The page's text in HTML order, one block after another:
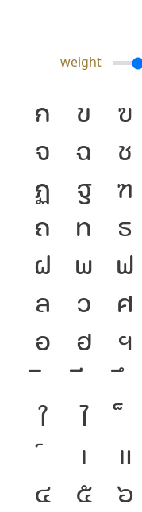
weight
ก ข ฃ
จ
ฉ ช
ฏ
ฐ ฑ
ถ
ท ธ
ฝ
พ ฟ
ล
ว ศ
อ
ฮ ฯ
ใ
ไ
เ
แ
๔
๕ ๖